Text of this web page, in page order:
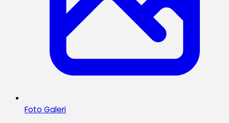
Foto Galeri